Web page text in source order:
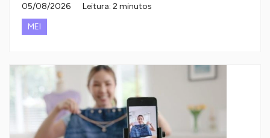
05/08/2026
Leitura: 2 minutos
MEI